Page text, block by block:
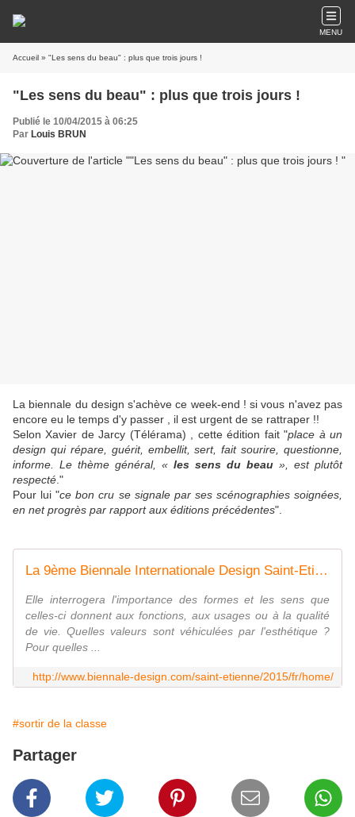
MENU
Accueil » "Les sens du beau" : plus que trois jours !
"Les sens du beau" : plus que trois jours !
Publié le 10/04/2015 à 06:25
Par Louis BRUN
La biennale du design s'achève ce week-end ! si vous n'avez pas
encore eu le temps d'y passer , il est urgent de se rattraper !!
Selon Xavier de Jarcy (Télérama) , cette édition fait "place à un
design qui répare, guérit, embellit, sert, fait sourire, questionne,
informe. Le thème général, « les sens du beau », est plutôt
respecté ."
Pour lui "ce bon cru se signale par ses scénographies soignées,
en net progrès par rapport aux éditions précédentes".
La 9ème Biennale Internationale Design Saint-Etienne | 2015 | 12 mars au 12 avril
Elle interrogera l'importance des formes et les sens que
celles-ci donnent aux fonctions, aux usages ou à la qualité
de vie. Quelles valeurs sont véhiculées par l'esthétique ?
Pour quelles ...
http://www.biennale-design.com/saint-etienne/2015/fr/home/
#sortir de la classe
Partager